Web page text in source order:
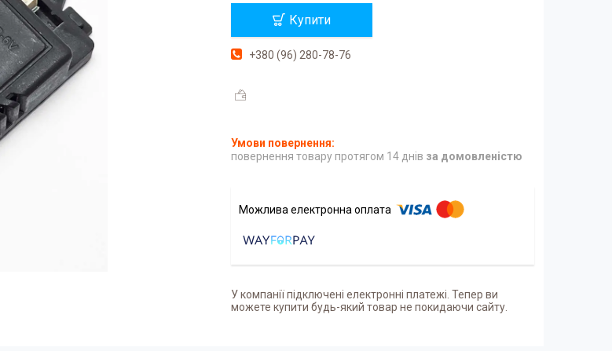
Купити
+380 (96) 280-78-76
повернення товару протягом 14 днів за домовленістю
У компанії підключені електронні платежі. Тепер ви
можете купити будь-який товар не покидаючи сайту.